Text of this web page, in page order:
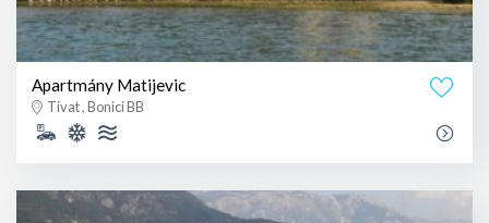
Apartmány Matijevic
Tivat , Bonici BB